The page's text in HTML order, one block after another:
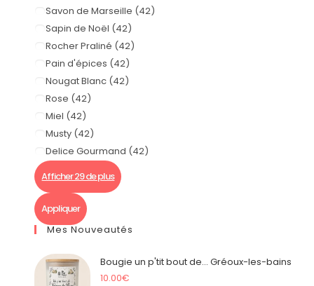
Savon de Marseille (42)
Sapin de Noël (42)
Rocher Praliné (42)
Pain d'épices (42)
Nougat Blanc (42)
Rose (42)
Miel (42)
Musty (42)
Delice Gourmand (42)
Afficher 29 de plus
Appliquer
Mes Nouveautés
Bougie un p'tit bout de... Gréoux-les-bains
10.00€